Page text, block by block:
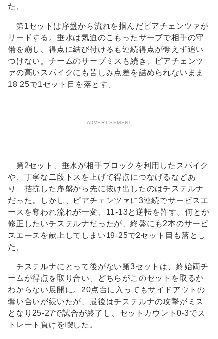
た。
第1セットは序盤から流れを掴んだピアチェンツァが
リードする。垂水は気迫のこもったサーブで相手の守
備を崩し、得点に結び付けるも連続得点が奪えず追い
つけない。チームのサーブミスも続き、ピアチェンツ
ァの高いスパイクにも苦しみ点差を詰められないまま
18-25で1セット目を落とす。
ADVERTISEMENT
第2セット、垂水が相手ブロックを利用したスパイク
や、丁寧な二段トスを上げて得点につなげるなどあ
り、拮抗した序盤から先に抜け出したのはチステルナ
だった。しかし、ピアチェンツァに3連続でサービスエ
ースを奪われ流れが一変、11-13と逆転を許す。何とか
修正したいチステルナだったが、終盤にも2本のサービ
スエースを献上してしまい19-25で2セット目も落とし
た。
チステルナにとって後がない第3セットは、終始両チ
ームが得点を取り合い、どちらがこのセットを取るか
わからない展開に。20点台に入ってもサイドアウトの
奪い合いが続いたが、最後はチステルナの攻撃がミス
となり25-27で試合が終了し、セットカウント0-3でス
トレート負けを喫した。